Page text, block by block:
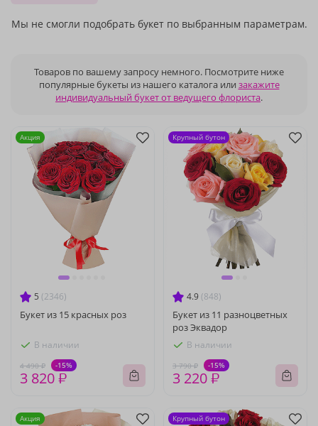
Мы не смогли подобрать букет по выбранным параметрам.
Товаров по вашему запросу немного. Посмотрите ниже
популярные букеты из нашего каталога или закажите
индивидуальный букет от ведущего флориста.
5 (2346)
Букет из 15 красных роз
В наличии
4 490 ₽ -15%
3 820 ₽
Акция
4.9 (848)
Букет из 11 разноцветных
роз Эквадор
В наличии
3 790 ₽ -15%
3 220 ₽
Крупный бутон
Акция Крупный бутон